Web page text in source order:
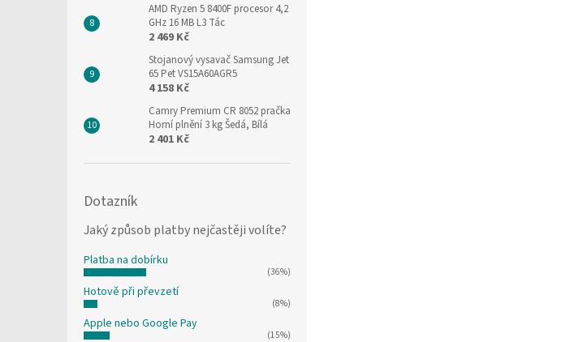
AMD Ryzen 5 8400F procesor 4,2
GHz 16 MB L3 Tác
2 469 Kč
Stojanový vysavač Samsung Jet
65 Pet VS15A60AGR5
4 158 Kč
Camry Premium CR 8052 pračka
Horní plnění 3 kg Šedá, Bílá
2 401 Kč
Dotazník
Jaký způsob platby nejčastěji volíte?
Platba na dobírku
(36%)
Hotově při převzetí
(8%)
Apple nebo Google Pay
(15%)